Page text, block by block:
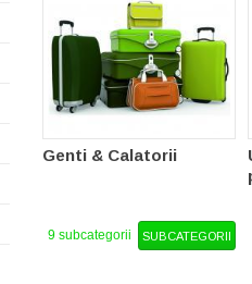
Genti & Calatorii
9 subcategorii SUBCATEGORII